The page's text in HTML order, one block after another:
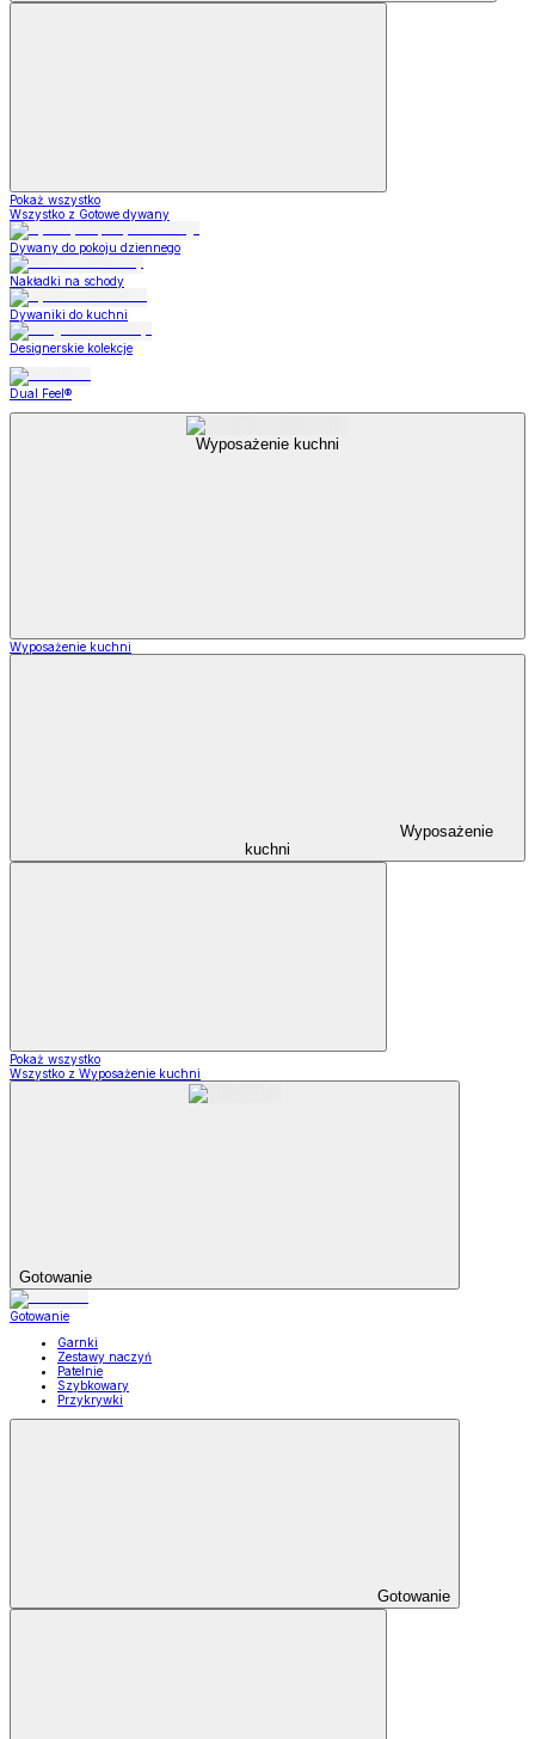
Pokaż wszystko
Wszystko z Gotowe dywany
Dywany do pokoju dziennego
Nakładki na schody
Dywaniki do kuchni
Designerskie kolekcje
Dual Feel®
Wyposażenie kuchni
Wyposażenie kuchni
Wyposażenie
kuchni
Pokaż wszystko
Wszystko z Wyposażenie kuchni
Gotowanie
Gotowanie
Garnki
Zestawy naczyń
Patelnie
Szybkowary
Przykrywki
Gotowanie